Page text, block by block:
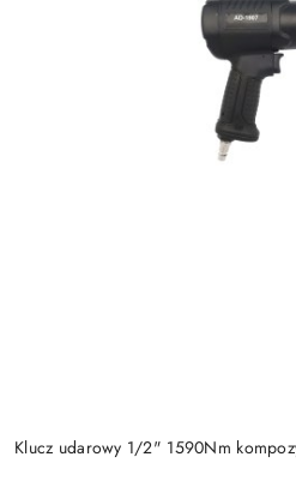
Klucz udarowy 1/2" 1590Nm